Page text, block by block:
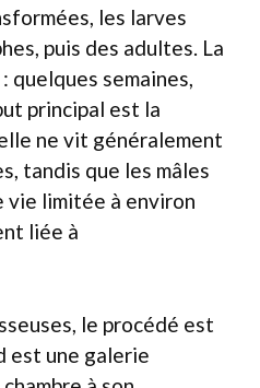
les larves
puis des adultes. La
semaines,
principal est la
ne vit généralement
tandis que les mâles
vie limitée à environ
liée à
le procédé est
est une galerie